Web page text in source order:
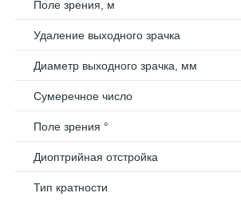
Поле зрения, м
Удаление выходного зрачка
Диаметр выходного зрачка, мм
Сумеречное число
Поле зрения °
Диоптрийная отстройка
Тип кратности